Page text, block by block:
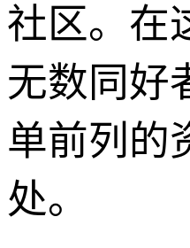
社区。在
无数同好
单前列的
处。